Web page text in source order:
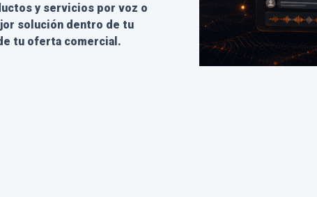
y servicios por voz o
solución dentro de tu
tu oferta comercial.